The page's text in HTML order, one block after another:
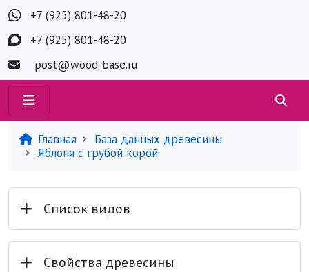
+7 (925) 801-48-20
+7 (925) 801-48-20
post@wood-base.ru
Главная
База данных древесины
Яблоня с грубой корой
Список видов
Свойства древесины